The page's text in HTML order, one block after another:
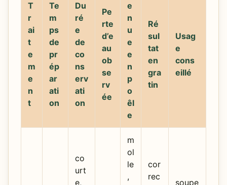
T
r
ai
t
e
m
e
n
t
Te
m
ps
de
pr
ép
ar
ati
on
Du
ré
e
de
co
ns
erv
ati
on
Pe
rte
d’e
au
ob
se
rv
ée
e
n
u
e
e
n
p
o
êl
e
Ré
sul
tat
en
gra
tin
Usag
e
cons
eillé
co
urt
e,
m
ol
le
,
cor
rec
soupe